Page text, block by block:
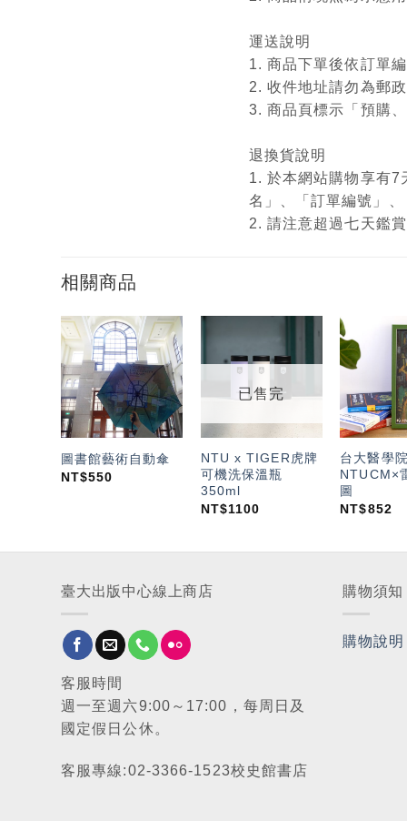
運送說明
1. 商品下單後依訂單
2. 收件地址請勿為郵
3. 商品頁標示「預購
退換貨說明
1. 於本網站購物享有7
名」、「訂單編號」
2. 請注意超過七天鑑
相關商品
加入
「願
望輕
單」
圖書館藝術自動傘
NT$550
加入
已售完
NTU x TIGER虎牌
可機洗保溫瓶
350ml
NT$1100
台大醫學
NTUCM×
圖
NT$852
臺大出版中心線上商店
客服時間
週一至週六9:00～17:00，每周日及
國定假日公休。
客服專線:02-3366-1523校史館書店
購物須知
購物說明